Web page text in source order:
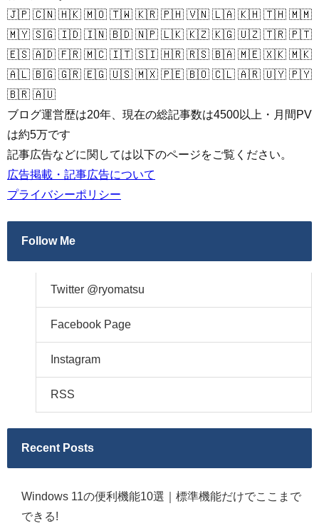
🇯🇵 🇨🇳 🇭🇰 🇲🇴 🇹🇼 🇰🇷 🇵🇭 🇻🇳 🇱🇦 🇰🇭 🇹🇭 🇲🇲
🇲🇾 🇸🇬 🇮🇩 🇮🇳 🇧🇩 🇳🇵 🇱🇰 🇰🇿 🇰🇬 🇺🇿 🇹🇷 🇵🇹
🇪🇸 🇦🇩 🇫🇷 🇲🇨 🇮🇹 🇸🇮 🇭🇷 🇷🇸 🇧🇦 🇲🇪 🇽🇰 🇲🇰
🇦🇱 🇧🇬 🇬🇷 🇪🇬 🇺🇸 🇲🇽 🇵🇪 🇧🇴 🇨🇱 🇦🇷 🇺🇾 🇵🇾
🇧🇷 🇦🇺
ブログ運営歴は20年、現在の総記事数は4500以上・月間PV
は約5万です
記事広告などに関しては以下のページをご覧ください。
広告掲載・記事広告について
プライバシーポリシー
Follow Me
Twitter @ryomatsu
Facebook Page
Instagram
RSS
Recent Posts
Windows 11の便利機能10選｜標準機能だけでここまで
できる!